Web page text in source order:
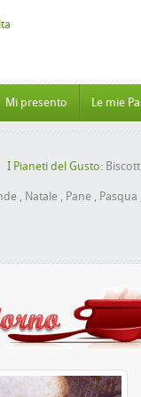
Mi presento Le mie
I Pianeti del Gusto:
, Natale , Pane , Pasqua